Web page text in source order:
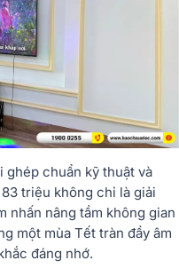
ghép chuẩn kỹ thuật và
triệu không chỉ là giải
nhấn nâng tầm không gian
một mùa Tết tràn đầy âm
đáng nhớ.